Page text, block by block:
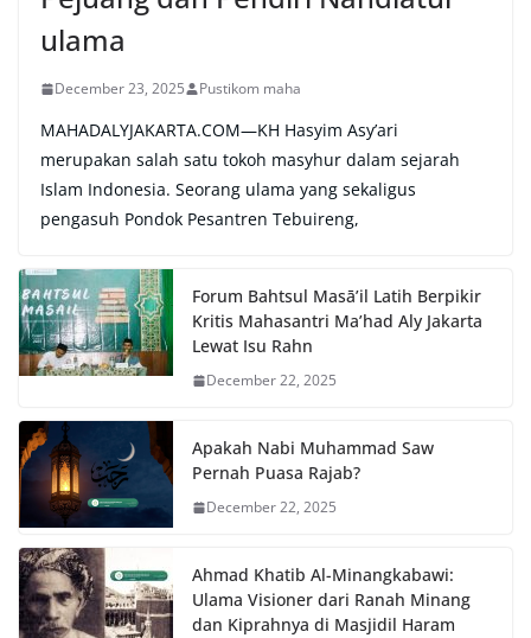
ulama
December 23, 2025 Pustikom maha
MAHADALYJAKARTA.COM—KH Hasyim Asy’ari
merupakan salah satu tokoh masyhur dalam sejarah
Islam Indonesia. Seorang ulama yang sekaligus
pengasuh Pondok Pesantren Tebuireng,
Forum Bahtsul Masā’il Latih Berpikir
Kritis Mahasantri Ma’had Aly Jakarta
Lewat Isu Rahn
December 22, 2025
Apakah Nabi Muhammad Saw
Pernah Puasa Rajab?
December 22, 2025
Ahmad Khatib Al-Minangkabawi:
Ulama Visioner dari Ranah Minang
dan Kiprahnya di Masjidil Haram